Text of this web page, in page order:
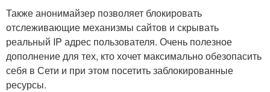
Также анонимайзер позволяет блокировать
отслеживающие механизмы сайтов и скрывать
реальный IP адрес пользователя. Очень полезное
дополнение для тех, кто хочет максимально обезопасить
себя в Сети и при этом посетить заблокированные
ресурсы.